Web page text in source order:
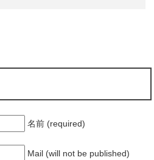
名前 (required)
Mail (will not be published)